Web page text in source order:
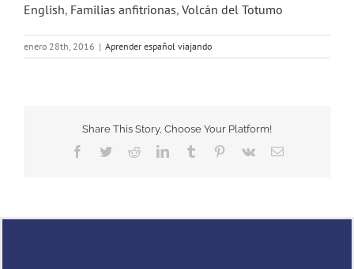
English, Familias anfitrionas, Volcán del Totumo
enero 28th, 2016 | Aprender español viajando
Share This Story, Choose Your Platform!
Facebook
TwitterRedditLinkedInTumblr Pinterest
Vk Email